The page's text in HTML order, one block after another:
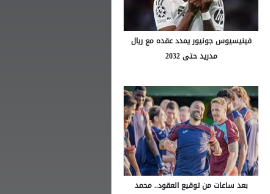
فينيسيوس جونيور يمدد عقده مع ريال
مدريد حتى 2032
بعد ساعات من توقيع العقود.. محمد